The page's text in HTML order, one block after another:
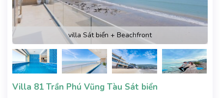
villa Sát biển + Beachfront
Villa 81 Trần Phú Vũng Tàu Sát biển